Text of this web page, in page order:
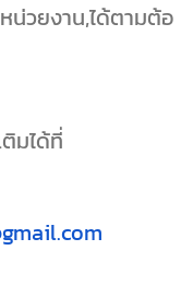
น่วยงาน,ได้ตามต้อ
มได้ที่